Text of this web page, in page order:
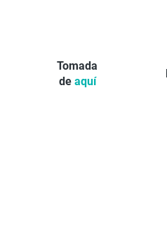
Tomada
de aquí